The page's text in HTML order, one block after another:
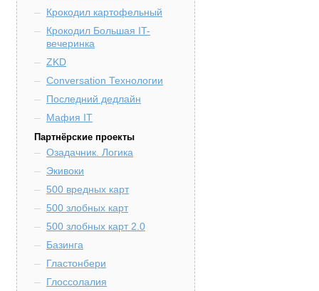
Крокодил картофельный
Крокодил Большая IT-
вечеринка
ZKD
Conversation Технологии
Последний дедлайн
Мафия IT
Партнёрские проекты
Озадачник. Логика
Экивоки
500 вредных карт
500 злобных карт
500 злобных карт 2.0
Базинга
Гластонбери
Глоссолалия